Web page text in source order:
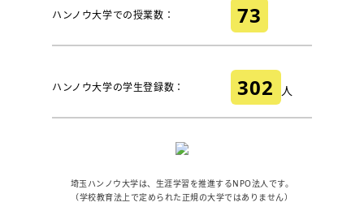
ハンノウ大学での授業数： 73
ハンノウ大学の学生登録数： 302 人
埼玉ハンノウ大学は、生涯学習を推進するNPO法人です。
（学校教育法上で定められた正規の大学ではありません）